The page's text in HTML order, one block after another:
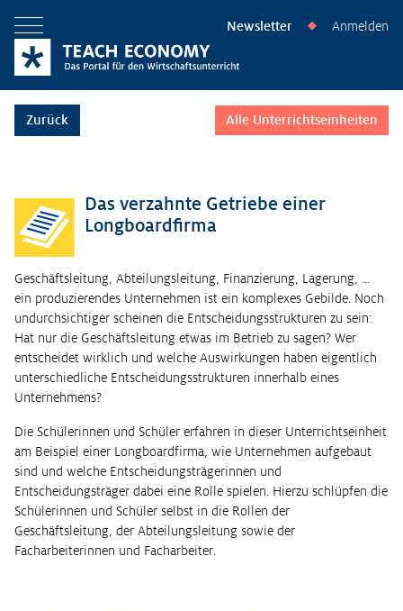
Menü öffnen Newsletter ◆ Anmelden
Zurück Alle Unterrichtseinheiten
Das verzahnte Getriebe einer
Longboardfirma
Geschäftsleitung, Abteilungsleitung, Finanzierung, Lagerung, …
ein produzierendes Unternehmen ist ein komplexes Gebilde. Noch
undurchsichtiger scheinen die Entscheidungsstrukturen zu sein:
Hat nur die Geschäftsleitung etwas im Betrieb zu sagen? Wer
entscheidet wirklich und welche Auswirkungen haben eigentlich
unterschiedliche Entscheidungsstrukturen innerhalb eines
Unternehmens?
Die Schülerinnen und Schüler erfahren in dieser Unterrichtseinheit
am Beispiel einer Longboardfirma, wie Unternehmen aufgebaut
sind und welche Entscheidungsträgerinnen und
Entscheidungsträger dabei eine Rolle spielen. Hierzu schlüpfen die
Schülerinnen und Schüler selbst in die Rollen der
Geschäftsleitung, der Abteilungsleitung sowie der
Facharbeiterinnen und Facharbeiter.